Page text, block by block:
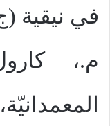
في نيقية
م.،